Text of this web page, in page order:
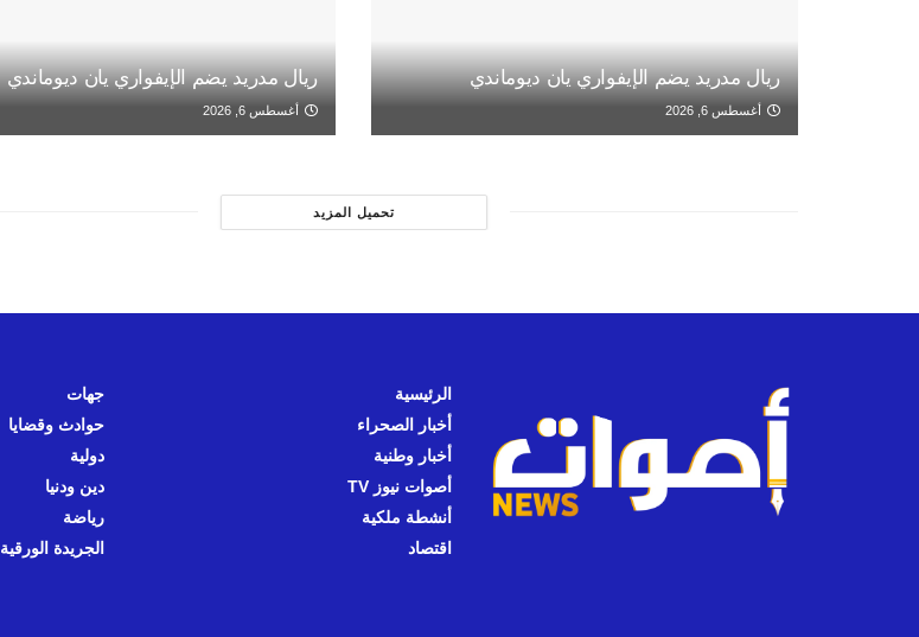
ريال مدريد يضم الإيفواري يان ديوماندي
أغسطس 6, 2026
ريال مدريد يضم الإيفواري يان ديوماندي
أغسطس 6, 2026
تحميل المزيد
الرئيسية
أخبار الصحراء
أخبار وطنية
أصوات نيوز TV
أنشطة ملكية
اقتصاد
جهات
حوادث وقضايا
دولية
دين ودنيا
رياضة
الجريدة الورقية